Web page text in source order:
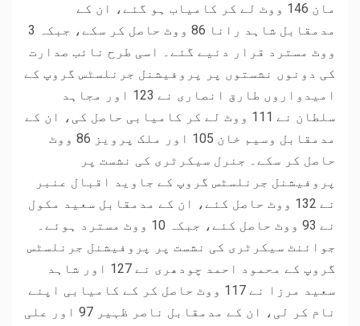
مان 146 ووٹ لے کر کامیاب ہو گئے، ان کے
مدمقابل شاہد رانا 86 ووٹ حاصل کر سکے، جبکہ 3
ووٹ مسترد قرار دئیے گئے۔ اسی طرح نائب صدارت
کی دونوں نشستوں پر پروفیشنل جرنلسٹس گروپ کے
امیدواروں طارق انصاری نے 123 اور مجاہد
سلطان نے 111 ووٹ لے کر کامیابی حاصل کی، ان کے
مدمقابل وسیم خان 105 اور ملک پرویز 86 ووٹ
حاصل کر سکے۔ جنرل سیکرٹری کی نشست پر
پروفیشنل جرنلسٹس گروپ کے جاوید اقبال عنبر
نے 132 ووٹ حاصل کئے، ان کے مدمقابل سعید مکول
نے 93 ووٹ حاصل کئے، جبکہ 10 ووٹ مسترد ہوئے۔
جوائنٹ سیکرٹری کی نشست پر پروفیشنل جرنلسٹس
گروپ کے محمود احمد چودھری نے 127 اور شاہد
سعید مرزا نے 117 ووٹ حاصل کر کے کامیابی اپنے
نام کر لی، ان کے مدمقابل ناصر ظہیر 97 اور علی